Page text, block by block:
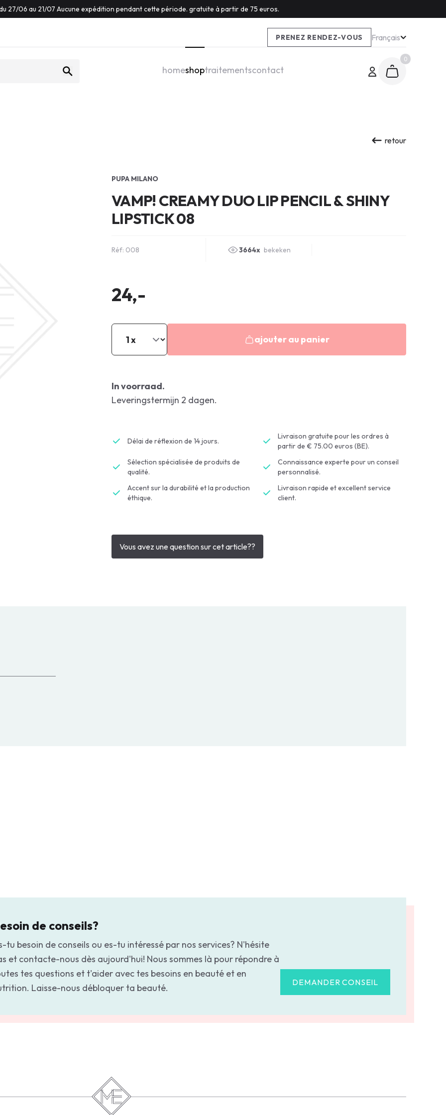
27/06 au 21/07 Aucune expédition pendant cette période. gratuite à partir de 75 euros.
PRENEZ RENDEZ-VOUS Français
homeshoptraitementscontact
0
retour
PUPA MILANO
VAMP! CREAMY DUO LIP PENCIL & SHINY
LIPSTICK 08
Réf: 008 3664x bekeken
24,-
ajouter au panier
In voorraad.
Leveringstermijn 2 dagen.
Délai de réflexion de 14 jours.
Livraison gratuite pour les ordres à
partir de € 75.00 euros (BE).
Sélection spécialisée de produits de
qualité.
Connaissance experte pour un conseil
personnalisé.
Accent sur la durabilité et la production
éthique.
Livraison rapide et excellent service
client.
Vous avez une question sur cet article??
de conseils?
tu besoin de conseils ou es-tu intéressé par nos services? N'hésite
et contacte-nous dès aujourd'hui! Nous sommes là pour répondre à
tes questions et t'aider avec tes besoins en beauté et en
Laisse-nous débloquer ta beauté.
DEMANDER CONSEIL